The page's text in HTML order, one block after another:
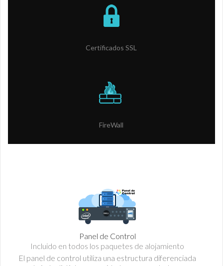
Certificados SSL
FireWall
Panel de Control
Incluido en todos los paquetes de alojamiento
El panel de control utiliza una estructura diferenciada